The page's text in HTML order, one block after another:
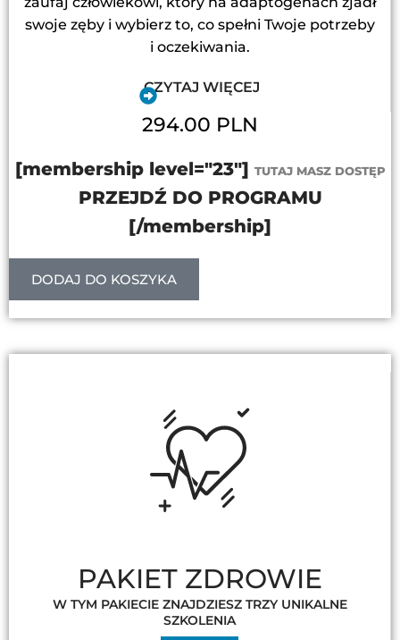
swoje zęby i wybierz to, co spełni Twoje potrzeby
i oczekiwania.
CZYTAJ WIĘCEJ
294.00 PLN
[membership level="23"] TUTAJ MASZ DOSTĘP
PRZEJDŹ DO PROGRAMU
[/membership]
DODAJ DO KOSZYKA
PAKIET ZDROWIE
W TYM PAKIECIE ZNAJDZIESZ TRZY UNIKALNE
SZKOLENIA